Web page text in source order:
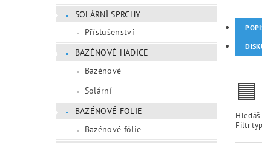
SOLÁRNÍ SPRCHY
Příslušenství
BAZÉNOVÉ HADICE
Bazénové
Solární
BAZÉNOVÉ FOLIE
Bazénové fólie
Filtr